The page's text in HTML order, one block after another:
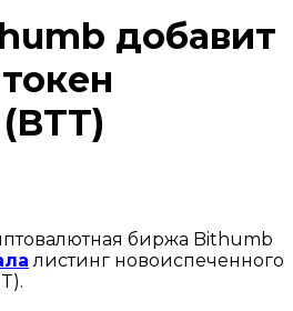
добавит
биржа Bithumb
листинг новоиспеченного